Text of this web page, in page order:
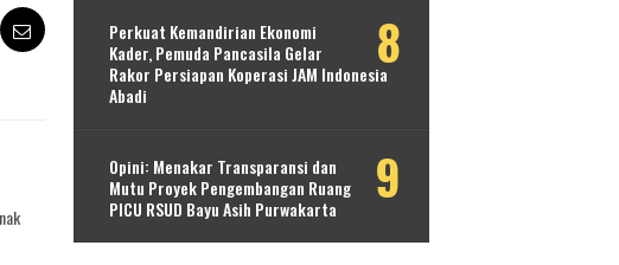
Perkuat Kemandirian Ekonomi
Kader, Pemuda Pancasila Gelar
Rakor Persiapan Koperasi JAM Indonesia
Abadi
Opini: Menakar Transparansi dan
Mutu Proyek Pengembangan Ruang
PICU RSUD Bayu Asih Purwakarta